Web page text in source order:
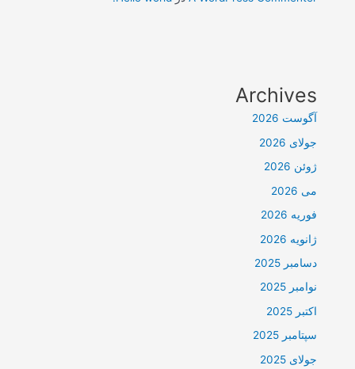
Archives
آگوست 2026
جولای 2026
ژوئن 2026
می 2026
فوریه 2026
ژانویه 2026
دسامبر 2025
نوامبر 2025
اکتبر 2025
سپتامبر 2025
جولای 2025